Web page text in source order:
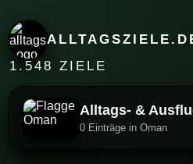
1.548 ZIELE
Alltags- &
0 Einträge in Oman